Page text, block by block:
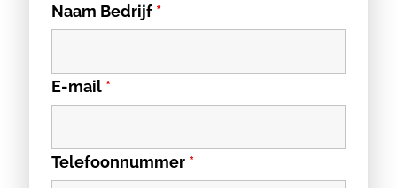
Naam Bedrijf *
E-mail *
Telefoonnummer *